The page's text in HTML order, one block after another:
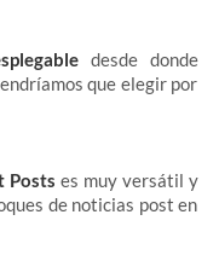
desde donde
que elegir por
Posts es muy versátil y
de noticias post en